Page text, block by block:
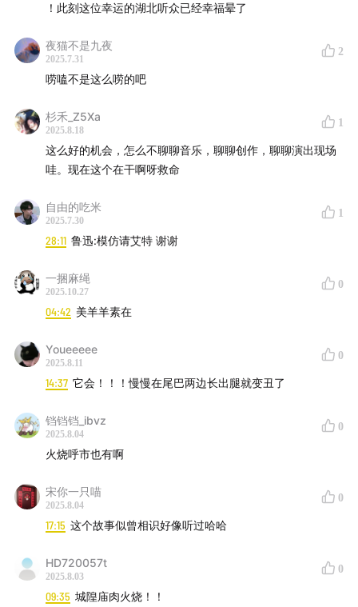
大家有没有吃过农村里种的刚摘下来的黄瓜，皮上还有一
些可能划到手的小刺，用刷子刷刷洗洗，咬下去非常之
脆，清甜的味道在嘴里散开，想想就很幸福。小彬小时候
还有个掌管水闸的任务，可以控制水的流速流量，开闸关
闸，在伸手不见五指的深夜，他就像掌管水的小领导，默
默守护着这些农作物。
大雨全部落下，唱得好爽！事后：呜呜我的琴
在一次演出
的时候下了大雨，刚开始还有一些慌张，不过等雨再大一
！此刻这位幸运的湖北听众已经幸福晕了
夜猫不是九夜
2025.7.31
2
唠嗑不是这么唠的吧
杉禾_Z5Xa
2025.8.18
1
这么好的机会，怎么不聊聊音乐，聊聊创作，聊聊演出现场
哇。现在这个在干啊呀救命
自由的吃米
2025.7.30
1
28:11 鲁迅:模仿请艾特 谢谢
一捆麻绳
2025.10.27
0
04:42 美羊羊素在
Youeeeee
2025.8.11
0
14:37 它会！！！慢慢在尾巴两边长出腿就变丑了
铛铛铛_ibvz
2025.8.04
0
火烧呼市也有啊
宋你一只喵
2025.8.04
0
17:15 这个故事似曾相识好像听过哈哈
HD720057t
2025.8.03
0
09:35 城隍庙肉火烧！！